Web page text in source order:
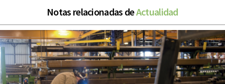
Notas relacionadas deActualidad